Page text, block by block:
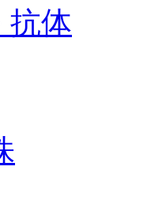
抗体